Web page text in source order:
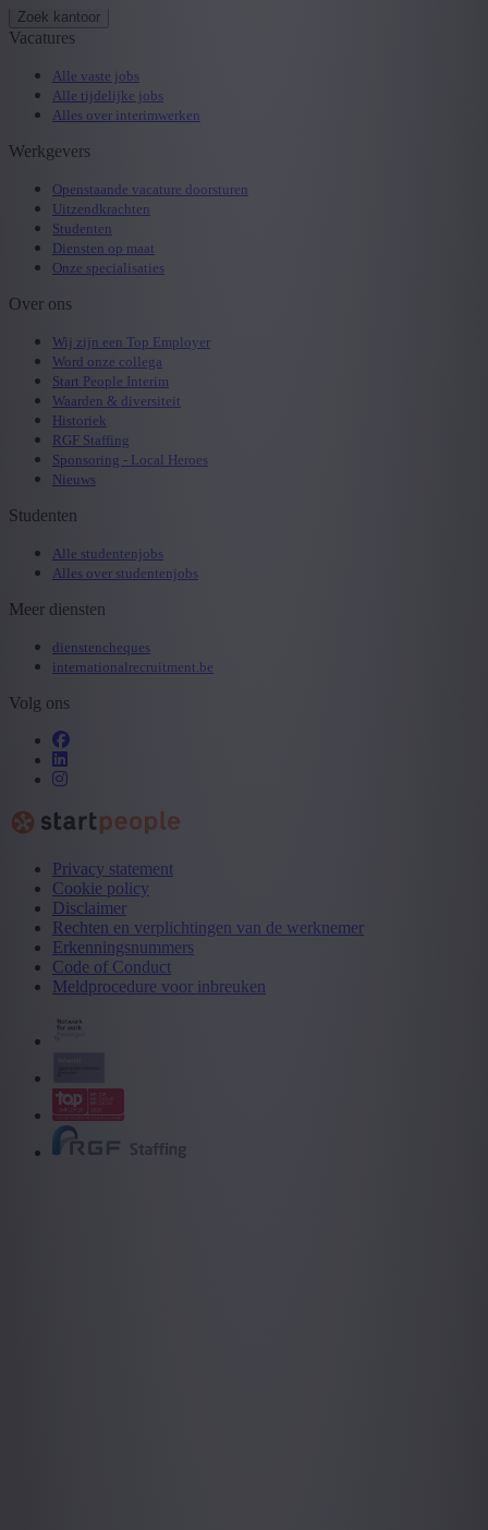
Zoek kantoor
Vacatures
Alle vaste jobs
Alle tijdelijke jobs
Alles over interimwerken
Werkgevers
Openstaande vacature doorsturen
Uitzendkrachten
Studenten
Diensten op maat
Onze specialisaties
Over ons
Wij zijn een Top Employer
Word onze collega
Start People Interim
Waarden & diversiteit
Historiek
RGF Staffing
Sponsoring - Local Heroes
Nieuws
Studenten
Alle studentenjobs
Alles over studentenjobs
Meer diensten
dienstencheques
internationalrecruitment.be
Volg ons
Privacy statement
Cookie policy
Disclaimer
Rechten en verplichtingen van de werknemer
Erkenningsnummers
Code of Conduct
Meldprocedure voor inbreuken